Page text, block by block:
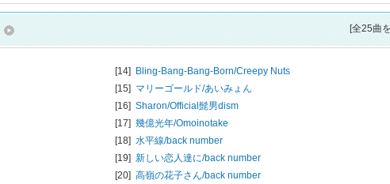
[全25曲
[14] Bling-Bang-Bang-Born/Creepy Nuts
[15] マリーゴールド/あいみょん
[16] Sharon/Official髭男dism
[17] 幾億光年/Omoinotake
[18] 水平線/back number
[19] 新しい恋人達に/back number
[20] 高嶺の花子さん/back number